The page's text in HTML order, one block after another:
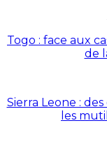
Togo : face aux
de
Sierra Leone :
les